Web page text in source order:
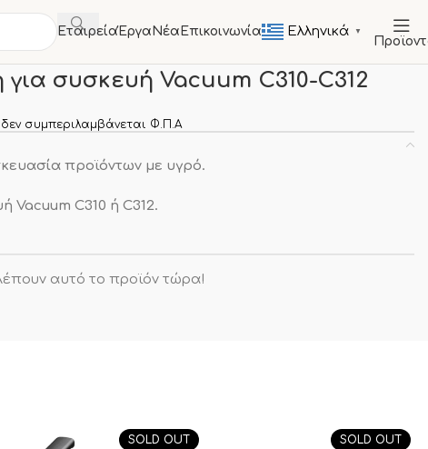
Εταιρεία Έργα Νέα Επικοινωνία Ελληνικά ▼
για συσκευή Vacuum C310-C312
συμπεριλαμβάνεται Φ.Π.Α
προϊόντων με υγρό.
Vacuum C310 ή C312.
αυτό το προϊόν τώρα!
SOLD OUT SOLD OUT